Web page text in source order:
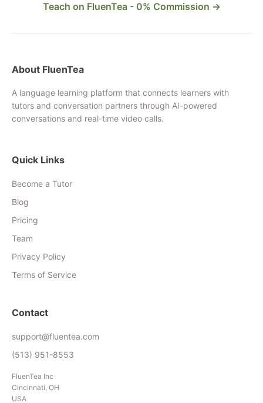
Teach on FluenTea - 0% Commission →
About FluenTea
A language learning platform that connects learners with
tutors and conversation partners through AI-powered
conversations and real-time video calls.
Quick Links
Become a Tutor
Blog
Pricing
Team
Privacy Policy
Terms of Service
Contact
support@fluentea.com
(513) 951-8553
FluenTea Inc
Cincinnati, OH
USA